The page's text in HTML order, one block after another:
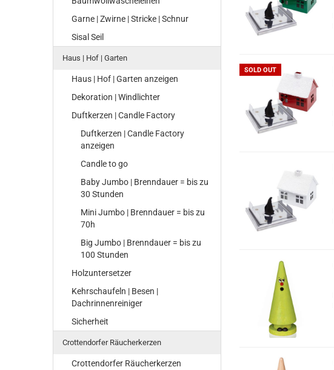
SOLD OUT
Garne | Zwirne | Stricke | Schnur
Sisal Seil
Haus | Hof | Garten
Haus | Hof | Garten anzeigen
Dekoration | Windlichter
Duftkerzen | Candle Factory
Duftkerzen | Candle Factory
anzeigen
Candle to go
Baby Jumbo | Brenndauer = bis zu
30 Stunden
Mini Jumbo | Brenndauer = bis zu
70h
Big Jumbo | Brenndauer = bis zu
100 Stunden
Holzuntersetzer
Kehrschaufeln | Besen |
Dachrinnenreiniger
Sicherheit
Crottendorfer Räucherkerzen
Crottendorfer Räucherkerzen